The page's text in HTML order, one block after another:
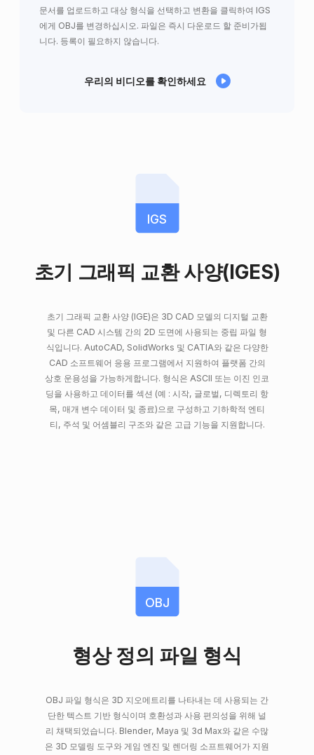
문서를 업로드하고 대상 형식을 선택하고 변환을 클릭하여 IGS
에게 OBJ를 변경하십시오. 파일은 즉시 다운로드 할 준비가됩
니다. 등록이 필요하지 않습니다.
우리의 비디오를 확인하세요
IGS
초기 그래픽 교환 사양(IGES)
초기 그래픽 교환 사양 (IGE)은 3D CAD 모델의 디지털 교환
및 다른 CAD 시스템 간의 2D 도면에 사용되는 중립 파일 형
식입니다. AutoCAD, SolidWorks 및 CATIA와 같은 다양한
CAD 소프트웨어 응용 프로그램에서 지원하여 플랫폼 간의
상호 운용성을 가능하게합니다. 형식은 ASCII 또는 이진 인코
딩을 사용하고 데이터를 섹션 (예 : 시작, 글로벌, 디렉토리 항
목, 매개 변수 데이터 및 종료)으로 구성하고 기하학적 엔티
티, 주석 및 어셈블리 구조와 같은 고급 기능을 지원합니다.
OBJ
형상 정의 파일 형식
OBJ 파일 형식은 3D 지오메트리를 나타내는 데 사용되는 간
단한 텍스트 기반 형식이며 호환성과 사용 편의성을 위해 널
리 채택되었습니다. Blender, Maya 및 3d Max와 같은 수많
은 3D 모델링 도구와 게임 엔진 및 렌더링 소프트웨어가 지원